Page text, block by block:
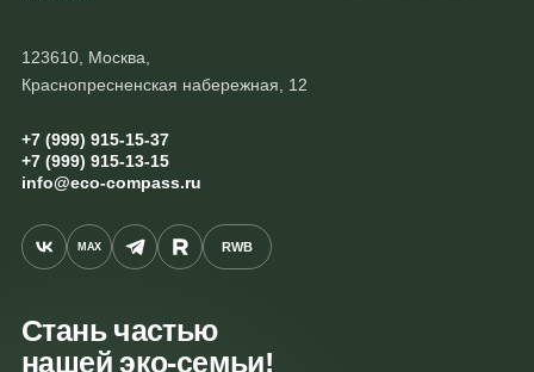
123610, Москва,
Краснопресненская набережная, 12
+7 (999) 915-15-37
+7 (999) 915-13-15
info@eco-compass.ru
MAX RWB
Стань частью
нашей эко-семьи!